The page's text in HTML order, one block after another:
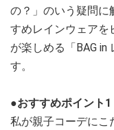
の？」のいう疑問に
すめレインウェアを
が楽しめる「BAG in
す。
●おすすめポイント
私が親子コーデにこ